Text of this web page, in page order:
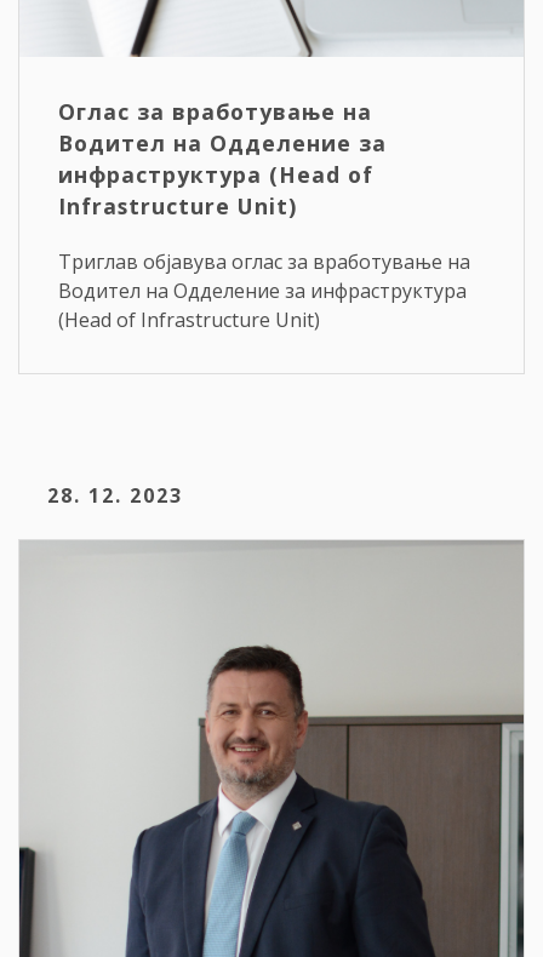
Оглас за вработување на
Водител на Одделение за
инфраструктура (Head of
Infrastructure Unit)
Триглав објавува оглас за вработување на
Водител на Одделение за инфраструктура
(Head of Infrastructure Unit)
28. 12. 2023